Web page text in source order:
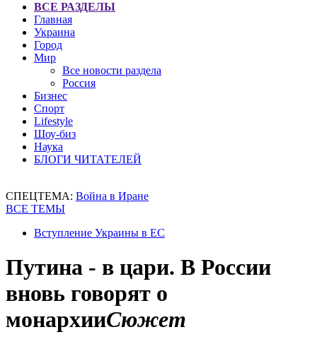
ВСЕ РАЗДЕЛЫ
Главная
Украина
Город
Мир
Все новости раздела
Россия
Бизнес
Спорт
Lifestyle
Шоу-биз
Наука
БЛОГИ ЧИТАТЕЛЕЙ
СПЕЦТЕМА: Война в Иране
ВСЕ ТЕМЫ
Вступление Украины в ЕС
Путина - в цари. В России
вновь говорят о
монархииСюжет